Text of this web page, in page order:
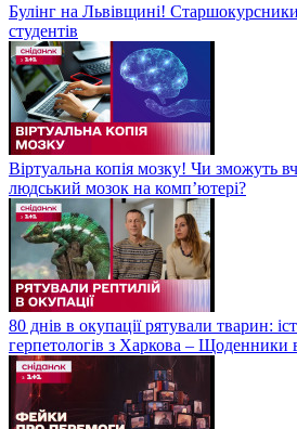
Булінг на Львівщині!
студентів
Віртуальна копія мозку! Чи зможуть
людський мозок на компʼютері?
80 днів в окупації рятували тварин:
герпетологів з Харкова – Щоденники